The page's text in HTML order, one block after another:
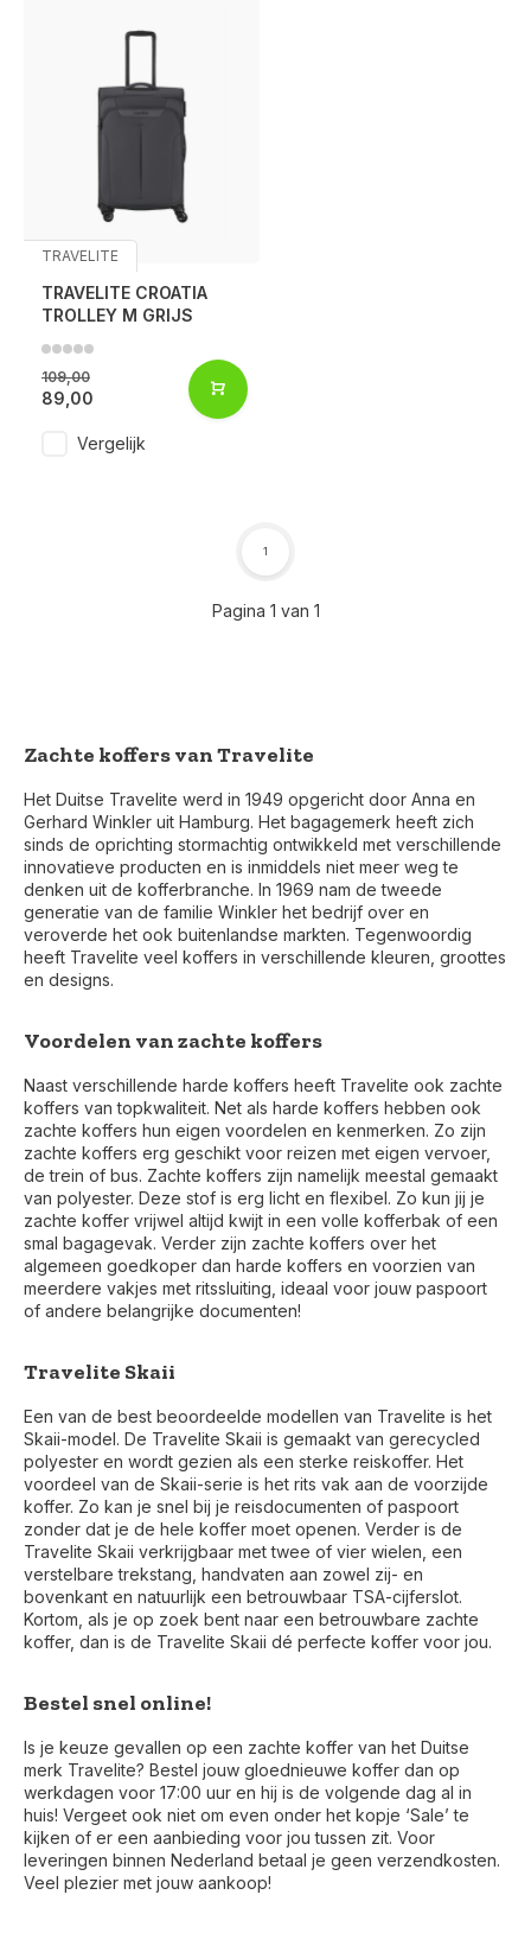
TRAVELITE
TRAVELITE CROATIA
TROLLEY M GRIJS
109,00
89,00
Vergelijk
Pagina 1 van 1
1
Zachte koffers van Travelite
Het Duitse Travelite werd in 1949 opgericht door Anna en
Gerhard Winkler uit Hamburg. Het bagagemerk heeft zich
sinds de oprichting stormachtig ontwikkeld met verschillende
innovatieve producten en is inmiddels niet meer weg te
denken uit de kofferbranche. In 1969 nam de tweede
generatie van de familie Winkler het bedrijf over en
veroverde het ook buitenlandse markten. Tegenwoordig
heeft Travelite veel koffers in verschillende kleuren, groottes
en designs.
Voordelen van zachte koffers
Naast verschillende harde koffers heeft Travelite ook zachte
koffers van topkwaliteit. Net als harde koffers hebben ook
zachte koffers hun eigen voordelen en kenmerken. Zo zijn
zachte koffers erg geschikt voor reizen met eigen vervoer,
de trein of bus. Zachte koffers zijn namelijk meestal gemaakt
van polyester. Deze stof is erg licht en flexibel. Zo kun jij je
zachte koffer vrijwel altijd kwijt in een volle kofferbak of een
smal bagagevak. Verder zijn zachte koffers over het
algemeen goedkoper dan harde koffers en voorzien van
meerdere vakjes met ritssluiting, ideaal voor jouw paspoort
of andere belangrijke documenten!
Travelite Skaii
Een van de best beoordeelde modellen van Travelite is het
Skaii-model. De Travelite Skaii is gemaakt van gerecycled
polyester en wordt gezien als een sterke reiskoffer. Het
voordeel van de Skaii-serie is het rits vak aan de voorzijde
koffer. Zo kan je snel bij je reisdocumenten of paspoort
zonder dat je de hele koffer moet openen. Verder is de
Travelite Skaii verkrijgbaar met twee of vier wielen, een
verstelbare trekstang, handvaten aan zowel zij- en
bovenkant en natuurlijk een betrouwbaar TSA-cijferslot.
Kortom, als je op zoek bent naar een betrouwbare zachte
koffer, dan is de Travelite Skaii dé perfecte koffer voor jou.
Bestel snel online!
Is je keuze gevallen op een zachte koffer van het Duitse
merk Travelite? Bestel jouw gloednieuwe koffer dan op
werkdagen voor 17:00 uur en hij is de volgende dag al in
huis! Vergeet ook niet om even onder het kopje ‘Sale’ te
kijken of er een aanbieding voor jou tussen zit. Voor
leveringen binnen Nederland betaal je geen verzendkosten.
Veel plezier met jouw aankoop!